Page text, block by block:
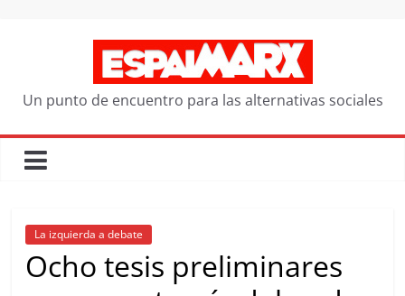
Un punto de encuentro para las alternativas sociales
La izquierda a debate
Ocho tesis preliminares